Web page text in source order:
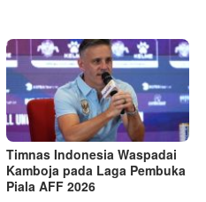
Timnas Indonesia Waspadai
Kamboja pada Laga Pembuka
Piala AFF 2026